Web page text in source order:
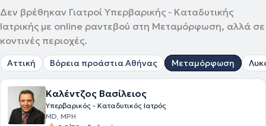
Δεν βρέθηκαν Γιατροί Υπερβαρικής - Καταδυτικής
Ιατρικής με online ραντεβού στη Μεταμόρφωση, αλλά σε
κοντινές περιοχές.
Αττική Βόρεια προάστια Αθήνας Μεταμόρφωση
Καλέντζος Βασίλειος
Υπερβαρικός - Καταδυτικός Ιατρός
MD, MPH